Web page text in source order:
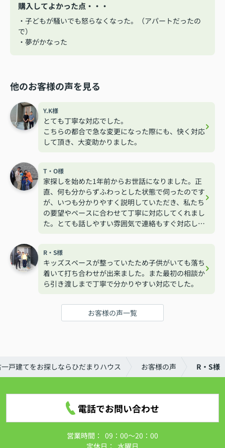
購入してよかった点・・・
・子どもが騒いでも怒らなくなった。（アパートだったの
で）
・夢がかなった
他のお客様の声を見る
Y.K様
とても丁寧な対応でした。
こちらの都合で急な変更になった際にも、快く対応
して頂き、大変助かりました。
T・O様
家探しを始めた1年前からお世話になりました。正
直、何も分からずふわっとした状態で伺ったのです
が、いつも分かりやすく説明していただき、私たち
の要望やペースに合わせて丁寧に対応してくれまし
た。とても話しやすい雰囲気で連絡もすぐ対応して
R・S様
キッズスペースが整っていたため子供がいても落ち
着いて打ち合わせが出来ました。また最初の相談か
ら引き渡しまで丁寧で分かりやすい対応でした。
お客様の声一覧
戸建てをお探しならひだまりハウス お客様の声 R・S様
電話でお問い合わせ
営業時間： 09：00～20：00
定休日： 水曜日